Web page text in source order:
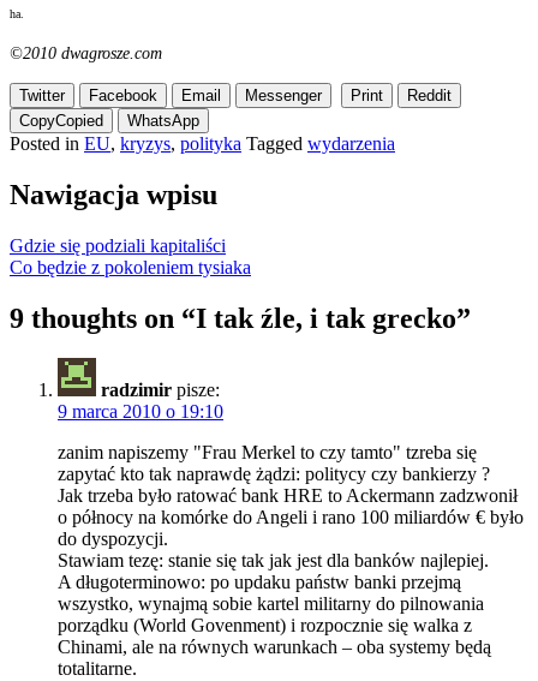
ha.
©2010 dwagrosze.com
Twitter Facebook Email Messenger Print
Reddit
CopyCopied WhatsApp
Posted in EU, kryzys, polityka Tagged wydarzenia
Nawigacja wpisu
Gdzie się podziali kapitaliści
Co będzie z pokoleniem tysiaka
9 thoughts on “I tak źle, i tak grecko”
radzimir pisze:
9 marca 2010 o 19:10
zanim napiszemy "Frau Merkel to czy tamto" tzreba się
zapytać kto tak naprawdę żądzi: politycy czy bankierzy ?
Jak trzeba było ratować bank HRE to Ackermann zadzwonił
o północy na komórke do Angeli i rano 100 miliardów € było
do dyspozycji.
Stawiam tezę: stanie się tak jak jest dla banków najlepiej.
A długoterminowo: po updaku państw banki przejmą
wszystko, wynajmą sobie kartel militarny do pilnowania
porządku (World Govenment) i rozpocznie się walka z
Chinami, ale na równych warunkach – oba systemy będą
totalitarne.